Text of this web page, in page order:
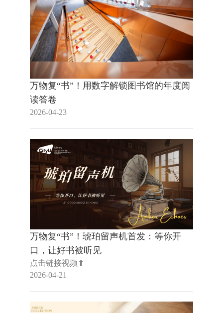
万物复“书”！用数字解锁图书馆的年度阅
读答卷
2026-04-23
万物复“书”！琥珀留声机首发：等你开
口，让好书被听见
点击链接视频⬆
2026-04-21